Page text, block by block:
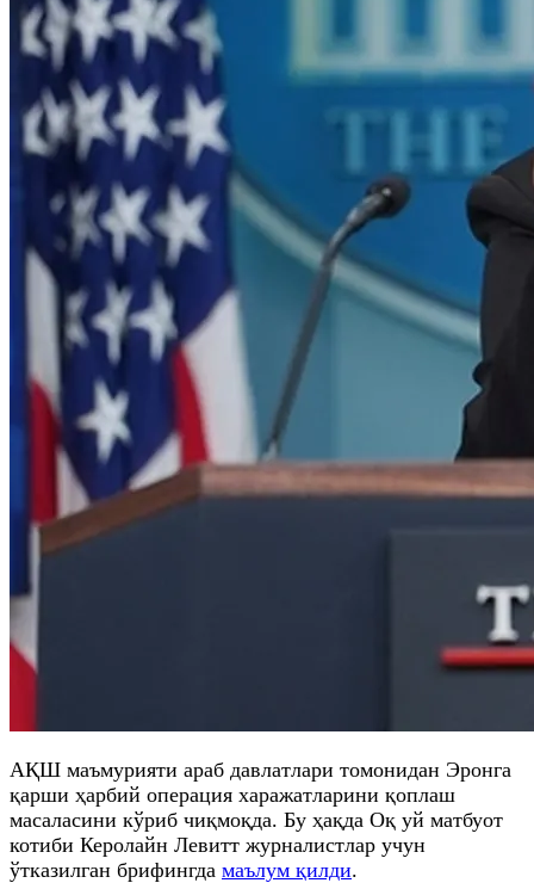
АҚШ маъмурияти араб давлатлари томонидан Эронга
қарши ҳарбий операция харажатларини қоплаш
масаласини кўриб чиқмоқда. Бу ҳақда Оқ уй матбуот
котиби Керолайн Левитт журналистлар учун
ўтказилган брифингда маълум қилди.